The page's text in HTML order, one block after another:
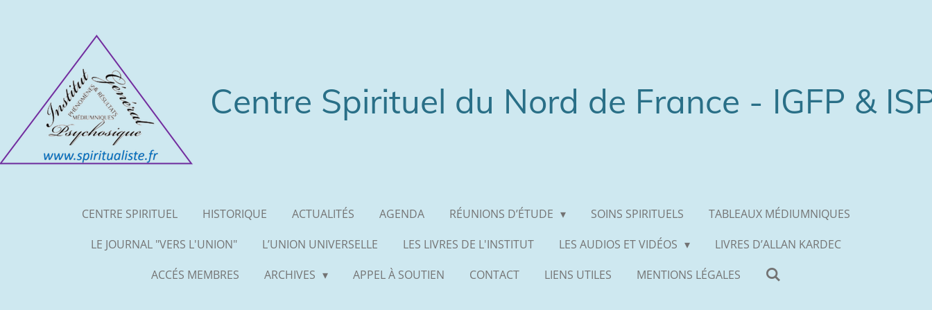
Centre Spirituel du Nord de France - IGFP &
CENTRE SPIRITUEL HISTORIQUE ACTUALITÉS AGENDA RÉUNIONS D’ÉTUDE SOINS SPIRITUELS
TABLEAUX MÉDIUMNIQUES
LE JOURNAL "VERS L'UNION"
L’UNION UNIVERSELLE LES LIVRES DE L'INSTITUT LES AUDIOS ET VIDÉOS
LIVRES D’ALLAN KARDEC
ACCÉS MEMBRES
ARCHIVES APPEL À SOUTIEN CONTACT LIENS UTILES MENTIONS LÉGALES